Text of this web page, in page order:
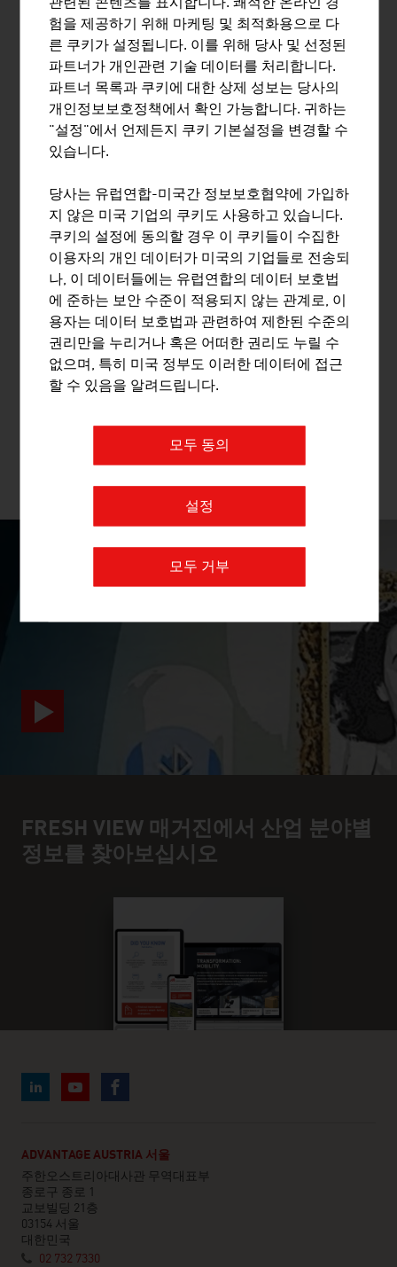
스노우스포츠 GmbH사 – 스노우스포츠 아카데미는 스키
강사 및 스노보드 강사의 교육 및 연수, 설상스포츠 프로
젝트 개발, 겨울 스포츠 관광 컨설팅을 전문으로 합니다.
BAGJUMP사는 프리스타일 스포츠를 위한 세계 최고의
혁신적인 에어백 시스템의 개발 및 제조 업체입니다.
DOPPELMAYR GRUPPE
Doppelmayr 그룹은 승객 및 자재 운송을 위한 케이블카
시스템은 물론 첨단 내부 물류 솔루션 구축 분야에서 품
SURPRISINGLY INGENIOUS
FRESH VIEW 매거진에서 산업 분야별
정보를 찾아보십시오
ADVANTAGE AUSTRIA 서울
주한오스트리아대사관 무역대표부
종로구 종로 1
교보빌딩 21층
03154 서울
대한민국
02 732 7330
관련된 콘텐츠를 표시합니다. 쾌적한 온라인 경
험을 제공하기 위해 마케팅 및 최적화용으로 다
른 쿠키가 설정됩니다. 이를 위해 당사 및 선정된
파트너가 개인관련 기술 데이터를 처리합니다.
파트너 목록과 쿠키에 대한 상제 성보는 당사의
개인정보보호정책에서 확인 가능합니다. 귀하는
"설정"에서 언제든지 쿠키 기본설정을 변경할 수
있습니다.
당사는 유럽연합-미국간 정보보호협약에 가입하
지 않은 미국 기업의 쿠키도 사용하고 있습니다.
쿠키의 설정에 동의할 경우 이 쿠키들이 수집한
이용자의 개인 데이터가 미국의 기업들로 전송되
나, 이 데이터들에는 유럽연합의 데이터 보호법
에 준하는 보안 수준이 적용되지 않는 관계로, 이
용자는 데이터 보호법과 관련하여 제한된 수준의
권리만을 누리거나 혹은 어떠한 권리도 누릴 수
없으며, 특히 미국 정부도 이러한 데이터에 접근
할 수 있음을 알려드립니다.
모두 동의
설정
모두 거부